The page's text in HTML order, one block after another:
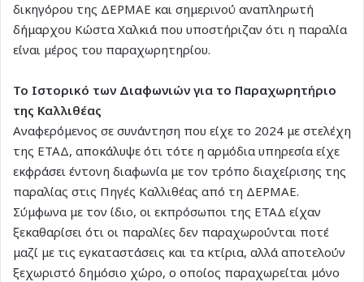
δικηγόρου της ΔΕΡΜΑΕ και σημερινού αναπληρωτή
δήμαρχου Κώστα Χαλκιά που υποστήριζαν ότι η παραλία
είναι μέρος του παραχωρητηρίου.
Το Ιστορικό των Διαφωνιών για το Παραχωρητήριο
της Καλλιθέας
Αναφερόμενος σε συνάντηση που είχε το 2024 με στελέχη
της ΕΤΑΔ, αποκάλυψε ότι τότε η αρμόδια υπηρεσία είχε
εκφράσει έντονη διαφωνία με τον τρόπο διαχείρισης της
παραλίας στις Πηγές Καλλιθέας από τη ΔΕΡΜΑΕ.
Σύμφωνα με τον ίδιο, οι εκπρόσωποι της ΕΤΑΔ είχαν
ξεκαθαρίσει ότι οι παραλίες δεν παραχωρούνται ποτέ
μαζί με τις εγκαταστάσεις και τα κτίρια, αλλά αποτελούν
ξεχωριστό δημόσιο χώρο, ο οποίος παραχωρείται μόνο